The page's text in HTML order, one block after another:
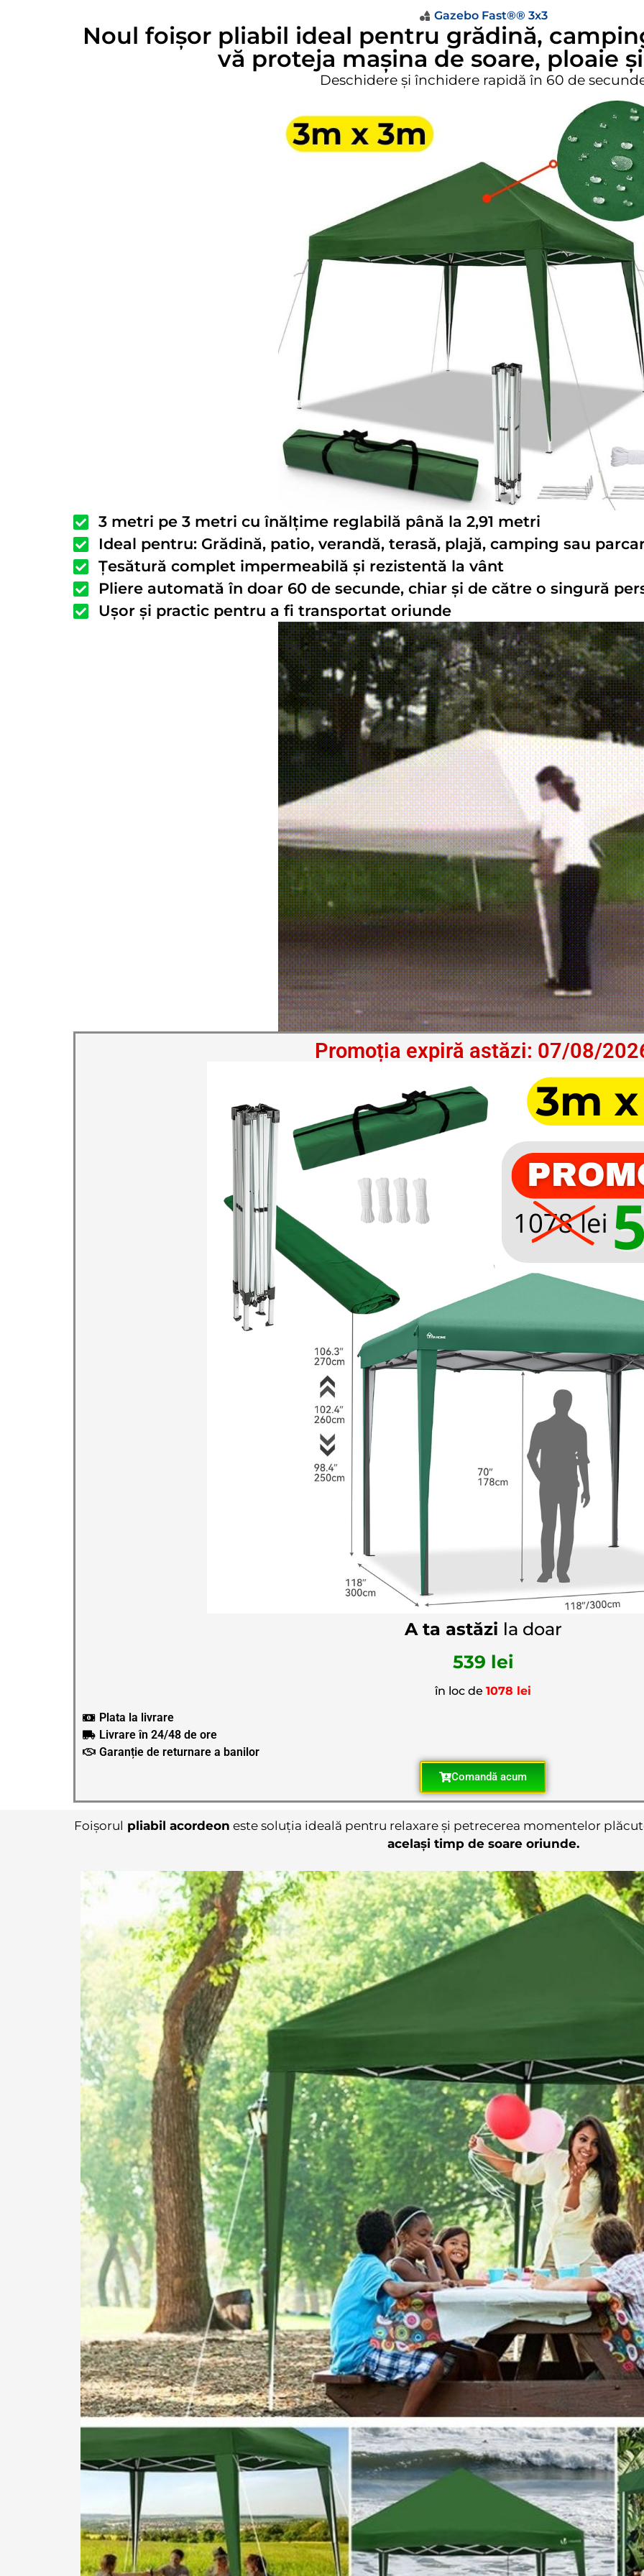
Gazebo Fast®® 3x3
Noul foișor pliabil ideal pentru grădină,
vă proteja mașina de soare, ploaie
Deschidere și închidere rapidă în 60 de
3 metri pe 3 metri cu înălțime reglabilă până la 2,91 metri
Ideal pentru: Grădină, patio, verandă, terasă, plajă, camping sau
Țesătură complet impermeabilă și rezistentă la vânt
Pliere automată în doar 60 de secunde, chiar și de către o singură
Ușor și practic pentru a fi transportat oriunde
Promoția expiră astăzi: 07/08/
A ta astăzi la doar
539 lei
în loc de 1078 lei
Plata la livrare
Livrare în 24/48 de ore
Garanție de returnare a banilor
Comandă acum
Foișorul pliabil acordeon este soluția ideală pentru relaxare și petrecerea momentelor
același timp de soare oriunde.